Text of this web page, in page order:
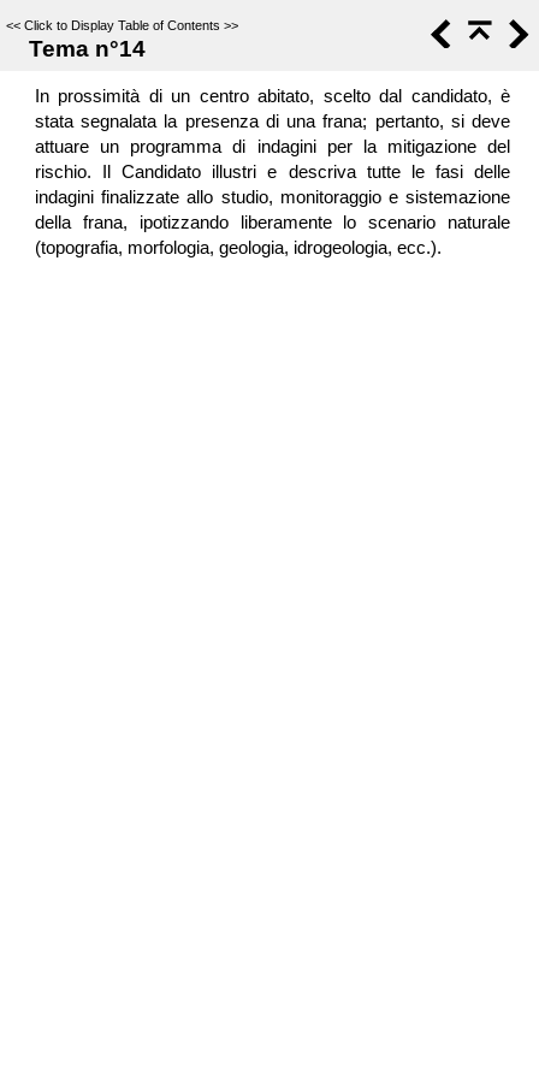
<< Click to Display Table of Contents >>
Tema n°14
In prossimità di un centro abitato, scelto dal candidato, è
stata segnalata la presenza di una frana; pertanto, si deve
attuare un programma di indagini per la mitigazione del
rischio. Il Candidato illustri e descriva tutte le fasi delle
indagini finalizzate allo studio, monitoraggio e sistemazione
della frana, ipotizzando liberamente lo scenario naturale
(topografia, morfologia, geologia, idrogeologia, ecc.).